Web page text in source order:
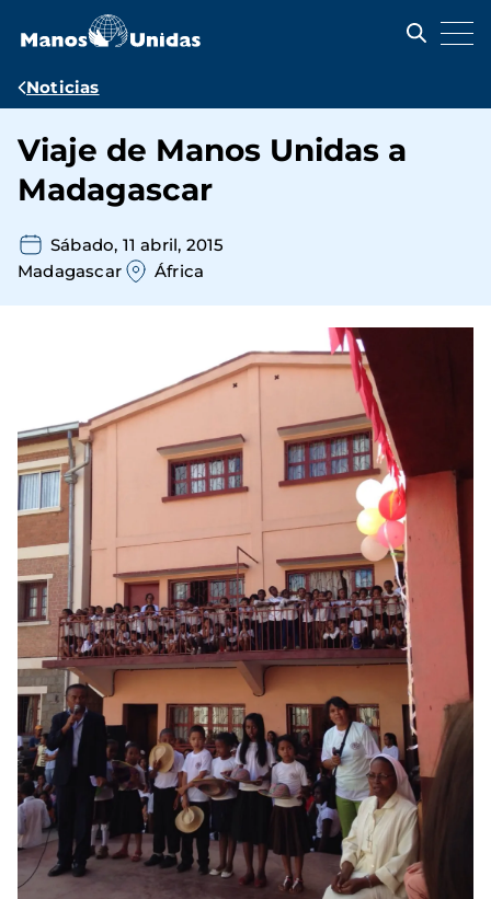
contenido
Ruta
navegación
Noticias
Viaje de Manos Unidas a
Madagascar
Sábado, 11 abril, 2015
Madagascar
África